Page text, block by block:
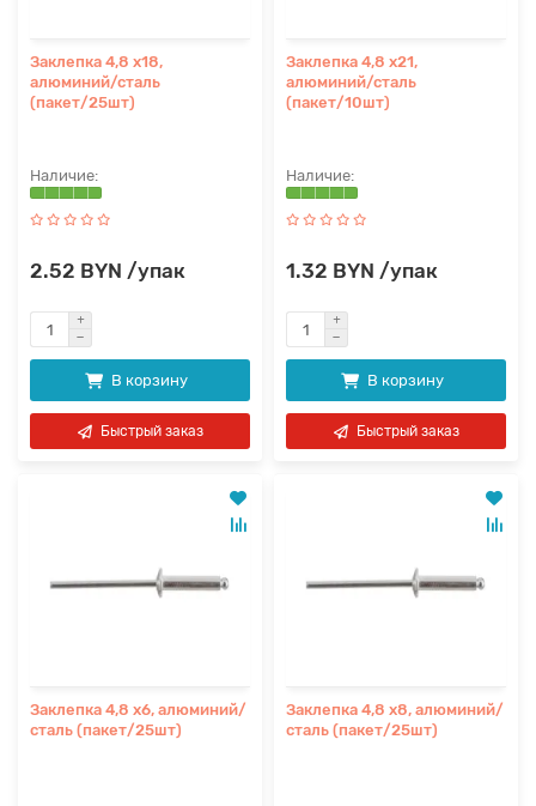
Заклепка 4,8 х18,
алюминий/сталь
(пакет/25шт)
2.52 BYN /упак
В корзину
Быстрый заказ
Заклепка 4,8 х21,
алюминий/сталь
(пакет/10шт)
1.32 BYN /упак
В корзину
Быстрый заказ
Заклепка 4,8 х6, алюминий/
сталь (пакет/25шт)
Заклепка 4,8 х8, алюминий/
сталь (пакет/25шт)